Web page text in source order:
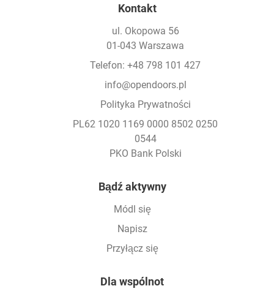
Kontakt
ul. Okopowa 56
01-043 Warszawa
Telefon: +48 798 101 427
info@opendoors.pl
Polityka Prywatności
PL62 1020 1169 0000 8502 0250
0544
PKO Bank Polski
Bądź aktywny
Módl się
Napisz
Przyłącz się
Dla wspólnot